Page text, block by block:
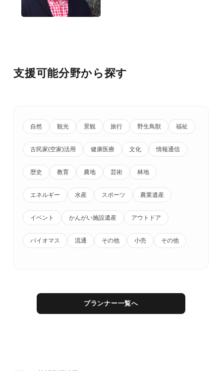
支援可能分野から探す
自然 観光 景観 旅行 野生鳥獣 福祉
古民家(空家)活用 健康医療 文化 情報通信
歴史 教育 農地 芸術 林地
エネルギー 水産 スポーツ 農業遺産
イベント かんがい施設遺産 アウトドア
バイオマス 流通 その他 小売 その他
プランナー一覧へ